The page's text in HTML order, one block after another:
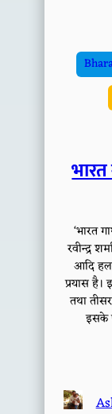
‘भारत
रवीन्द्र
आदि
प्रयास है।
तथा
इसके